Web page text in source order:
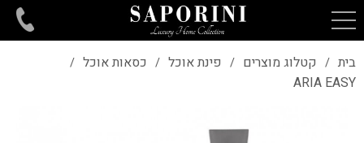
בית / קטלוג מוצרים / פינת אוכל / כסאות אוכל /
ARIA EASY